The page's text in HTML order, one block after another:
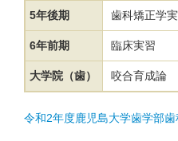
5年後期 歯科矯正学
6年前期 臨床実習
大学院（歯） 咬合育成論
令和2年度鹿児島大学歯学部